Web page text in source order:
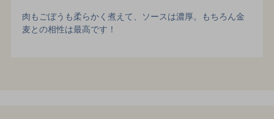
肉もごぼうも柔らかく煮えて、ソースは濃厚。もちろん金
麦との相性は最高です！